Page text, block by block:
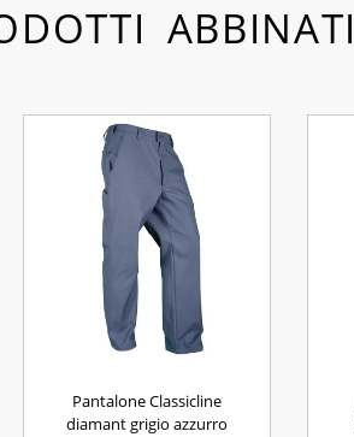
ABBINATI
Pantalone Classicline
diamant grigio azzurro